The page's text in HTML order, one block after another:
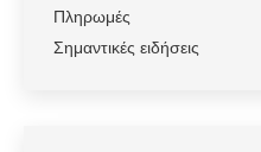
Πληρωμές
Σημαντικές ειδήσεις